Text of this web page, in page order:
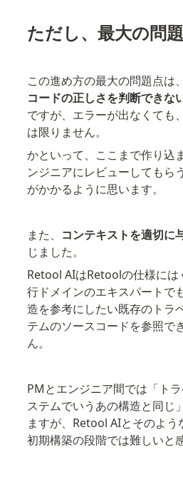
ただし、最大の問
この進め方の最大の問題点は
コードの正しさを判断できな
ですが、エラーが出なくても
は限りません。
かといって、ここまで作り込
ンジニアにレビューしてもら
がかかるように思います。
また、 コンテキストを適切に
じました。
Retool AIはRetoolの仕様には
行ドメインのエキスパートで
造を参考にしたい既存のトラ
テムのソースコードを参照で
ん。
PMとエンジニア間では「ト
ステムでいうあの構造と同じ
ますが、Retool AIとそのよう
初期構築の段階では難しいと